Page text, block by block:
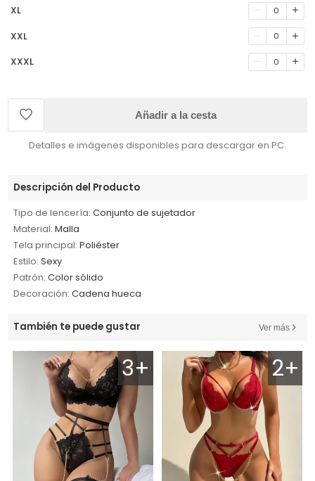
XL 0
XXL 0
XXXL 0
Añadir a la cesta
Detalles e imágenes disponibles para descargar en PC.
Descripción del Producto
Tipo de lencería: Conjunto de sujetador
Material: Malla
Tela principal: Poliéster
Estilo: Sexy
Patrón: Color sólido
Decoración: Cadena hueca
También te puede gustar Ver más
3+ 2+